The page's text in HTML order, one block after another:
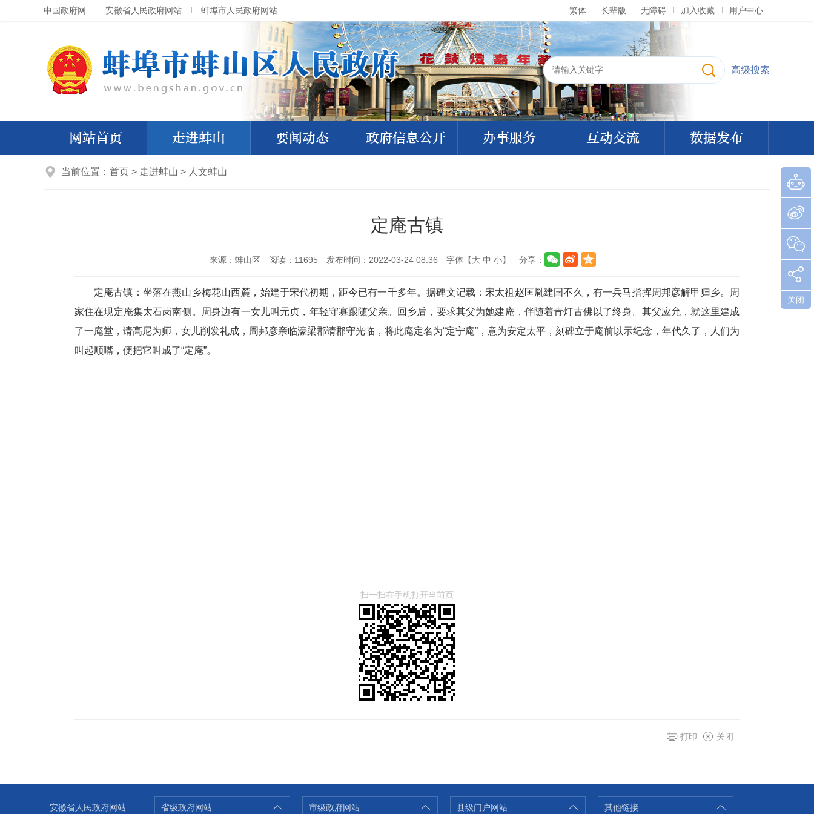
中国政府网 安徽省人民政府网站 蚌埠市人民政府网站 繁体 长辈版 无障碍 加入收藏 用户中心
高级搜索
网站首页 走进蚌山 要闻动态 政府信息公开 办事服务 互动交流 数据发布
当前位置： 首页 > 走进蚌山 > 人文蚌山
定庵古镇
来源：蚌山区 阅读： 11695 发布时间：2022-03-24 08:36 字体【大 中 小】 分享：
定庵古镇：坐落在燕山乡梅花山西麓，始建于宋代初期，距今已有一千多年。据碑文记载：宋太祖赵匡胤建国不久，有一兵马指挥周邦彦解甲归乡。周
家住在现定庵集太石岗南侧。周身边有一女儿叫元贞，年轻守寡跟随父亲。回乡后，要求其父为她建庵，伴随着青灯古佛以了终身。其父应允，就这里建成
了一庵堂，请高尼为师，女儿削发礼成，周邦彦亲临濠梁郡请郡守光临，将此庵定名为“定宁庵”，意为安定太平，刻碑立于庵前以示纪念，年代久了，人们为
叫起顺嘴，便把它叫成了“定庵”。
扫一扫在手机打开当前页
打印 关闭
安徽省人民政府网站 省级政府网站 市级政府网站 县级门户网站 其他链接
关闭